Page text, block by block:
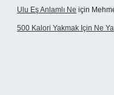
Ulu Eş Anlamlı Ne için
500 Kalori Yakmak Için Ne